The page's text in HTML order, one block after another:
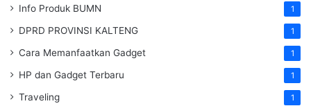
Info Produk BUMN 1
DPRD PROVINSI KALTENG 1
Cara Memanfaatkan Gadget 1
HP dan Gadget Terbaru 1
Traveling 1